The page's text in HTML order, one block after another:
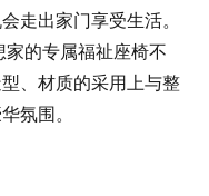
走出家门享受生活。
的专属福祉座椅不
、材质的采用上与整
氛围。